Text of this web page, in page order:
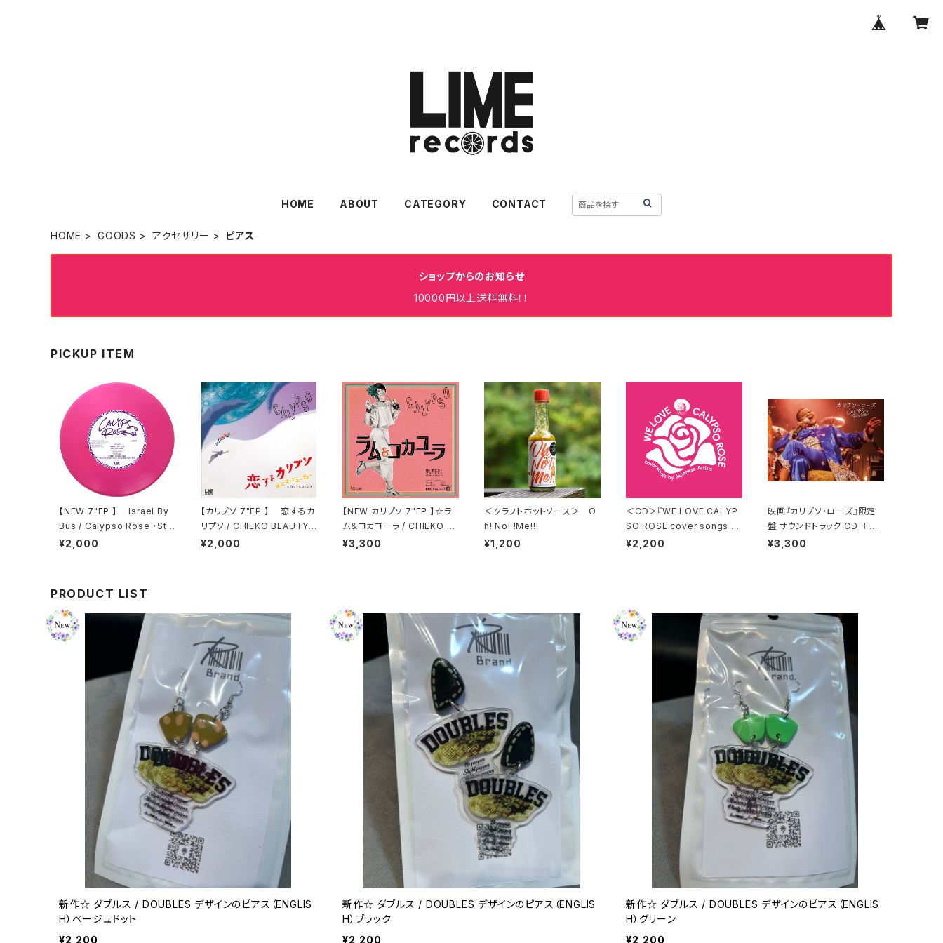
HOME ABOUT CATEGORY CONTACT
HOME GOODS アクセサリー ピアス
ショップからのお知らせ
10000円以上送料無料！！
PICKUP ITEM
【NEW 7"EP 】 Israel By
Bus / Calypso Rose ・Str
eet Calypso / Lola, Gord
¥2,000
【カリプソ 7"EP 】 恋するカ
リプソ / CHIEKO BEAUTY
& CaSSETTE CON-LOS
¥2,000
【NEW カリプソ 7"EP 】☆ラ
ム＆コカコーラ / CHIEKO BE
AUTY feat . TICO (Little
¥3,300
＜クラフトホットソース＞ O
h! No! !Me!!!
¥1,200
＜CD＞『WE LOVE CALYP
SO ROSE cover songs b
y Japanese Artists』 送料
¥2,200
映画『カリプソ・ローズ』限定
盤 サウンドトラック CD ＋パ
ンフレット 【送料無料】
¥3,300
PRODUCT LIST
新作☆ ダブルス / DOUBLES デザインのピアス（ENGLIS
H）ベージュドット
¥2,200
新作☆ ダブルス / DOUBLES デザインのピアス（ENGLIS
H）ブラック
¥2,200
新作☆ ダブルス / DOUBLES デザインのピアス（ENGLIS
H）グリーン
¥2,200